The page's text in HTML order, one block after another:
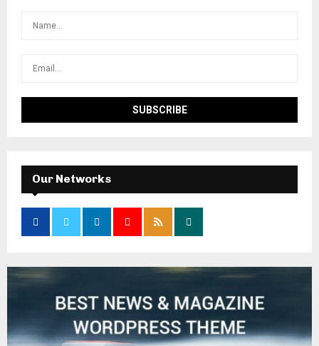
Our Networks